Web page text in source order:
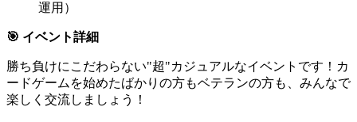
運用）
🎯 イベント詳細
勝ち負けにこだわらない"超"カジュアルなイベントです！カ
ードゲームを始めたばかりの方もベテランの方も、みんなで
楽しく交流しましょう！